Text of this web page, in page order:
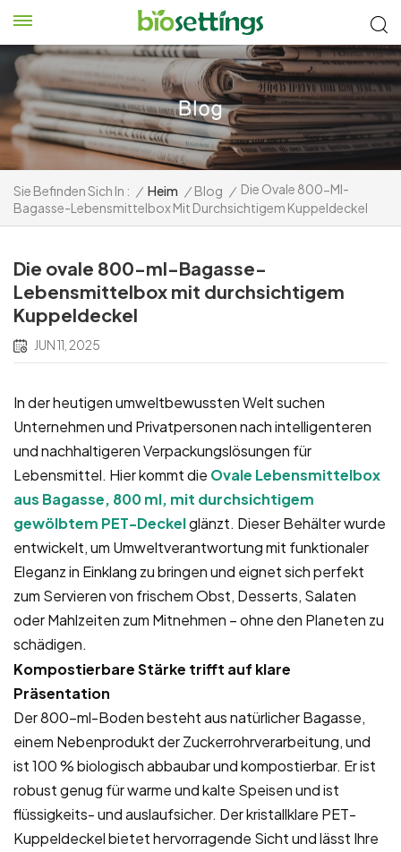
Sie Befinden Sich In : / Heim / Blog / Die Ovale 800-Ml-
Bagasse-Lebensmittelbox Mit Durchsichtigem Kuppeldeckel
Die ovale 800-ml-Bagasse-
Lebensmittelbox mit durchsichtigem
Kuppeldeckel
JUN 11, 2025
In der heutigen umweltbewussten Welt suchen
Unternehmen und Privatpersonen nach intelligenteren
und nachhaltigeren Verpackungslösungen für
Lebensmittel. Hier kommt die Ovale Lebensmittelbox
aus Bagasse, 800 ml, mit durchsichtigem
gewölbtem PET-Deckelglänzt. Dieser Behälter wurde
entwickelt, um Umweltverantwortung mit funktionaler
Eleganz in Einklang zu bringen und eignet sich perfekt
zum Servieren von frischem Obst, Desserts, Salaten
oder Mahlzeiten zum Mitnehmen – ohne den Planeten zu
schädigen.
Kompostierbare Stärke trifft auf klare
Präsentation
Der 800-ml-Boden besteht aus natürlicher Bagasse,
einem Nebenprodukt der Zuckerrohrverarbeitung, und
ist 100 % biologisch abbaubar und kompostierbar. Er ist
robust genug für warme und kalte Speisen und ist
flüssigkeits- und auslaufsicher. Der kristallklare PET-
Kuppeldeckel bietet hervorragende Sicht und lässt Ihre